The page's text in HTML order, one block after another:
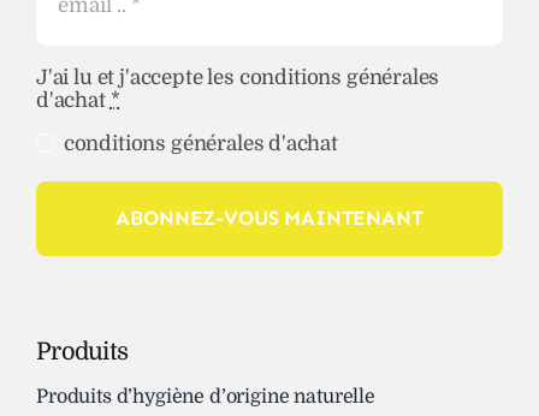
J'ai lu et j'accepte les conditions générales
d'achat *
conditions générales d'achat
ABONNEZ-VOUS MAINTENANT
Produits
Produits d’hygiène d’origine naturelle